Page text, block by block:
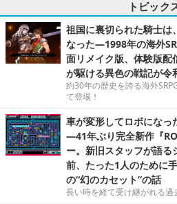
トピック
祖国に裏切られた騎士は
なった―1998年の海外
面リメイク版、体験版配
が駆ける異色の戦記が令
約30年の歴史を誇る海外
て登場！
車が変形してロボになっ
―41年ぶり完全新作『
ー。新旧スタッフが語
前、たった1人のために
の“幻のカセット”の話
長い時を経て受け継がれる過